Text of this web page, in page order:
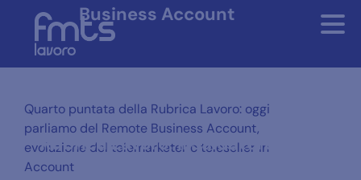
Business Account
Quarto puntata della Rubrica Lavoro: oggi
parliamo del Remote Business Account,
evoluzione del telemarketer o teleseller in
Account
Rubrica Lavoro: il Saldatore